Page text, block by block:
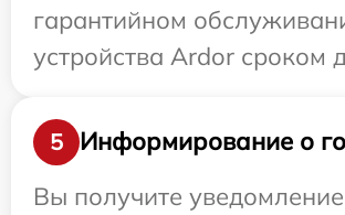
гарантийном
устройства Ardor сроком
5
Информирование о
Вы получите